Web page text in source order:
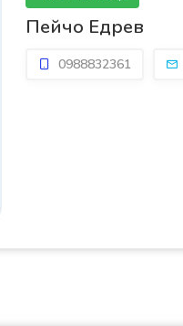
Пейчо Едрев
0988832361